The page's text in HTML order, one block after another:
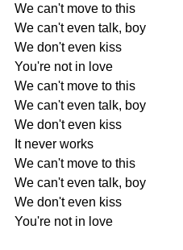
We can't move to this
We can't even talk, boy
We don't even kiss
You're not in love
We can't move to this
We can't even talk, boy
We don't even kiss
It never works
We can't move to this
We can't even talk, boy
We don't even kiss
You're not in love